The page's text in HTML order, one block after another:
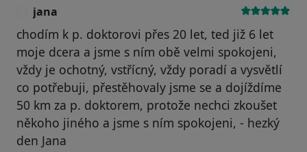
jana
chodím k p. doktorovi přes 20 let, ted již 6 let
moje dcera a jsme s ním obě velmi spokojeni,
vždy je ochotný, vstřícný, vždy poradí a vysvětlí
co potřebuji, přestěhovaly jsme se a dojíždíme
50 km za p. doktorem, protože nechci zkoušet
někoho jiného a jsme s ním spokojeni, - hezký
den Jana